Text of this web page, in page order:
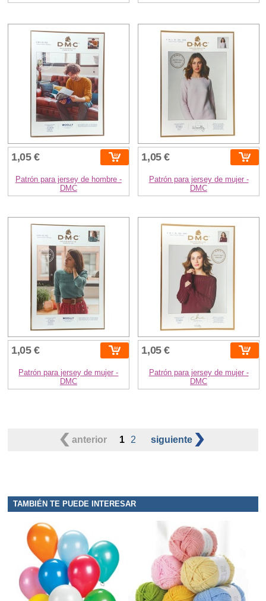
1,05 €
Patrón para jersey de hombre -
DMC
1,05 €
Patrón para jersey de mujer -
DMC
1,05 €
Patrón para jersey de mujer -
DMC
1,05 €
Patrón para jersey de mujer -
DMC
anterior 1 2 siguiente
TAMBIÉN TE PUEDE INTERESAR